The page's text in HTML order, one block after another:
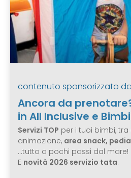
contenuto sponsorizzato da
Ancora da
in All Inclusive e Bimbi
Servizi TOP per i tuoi bimbi, tra
animazione, area snack,
…tutto a pochi passi dal mare!
E novità 2026 servizio tata.